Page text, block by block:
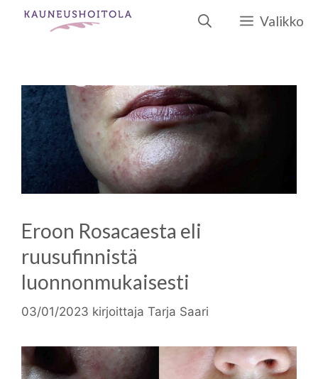
Siirry
Valikko
Eroon Rosacaesta eli
ruusufinnistä
luonnonmukaisesti
03/01/2023 kirjoittaja Tarja Saari